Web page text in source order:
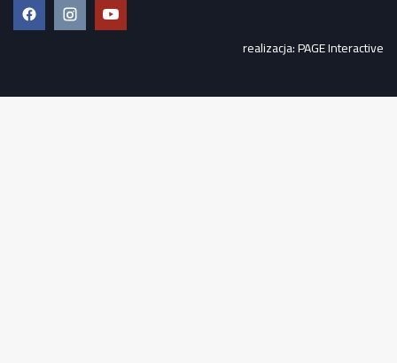
FacebookInstagramYouTube
realizacja:PAGE Interactive